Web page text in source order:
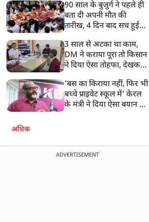
90 साल के बुजुर्ग ने पहले ही
बता दी अपनी मौत की
तारीख, 4 दिन बाद सच हुई
साथ निकाली अंतिम यात्रा
3 साल से अटका था काम,
DM ने कराया पूरा तो किसान
ने दिया ऐसा तोहफा, देखकर
अनमोल कुछ नहीं
'बस का किराया नहीं, फिर भी
बच्चे प्राइवेट स्कूल में' केरल
के मंत्री ने दिया ऐसा बयान की
अधिक
ADVERTISEMENT